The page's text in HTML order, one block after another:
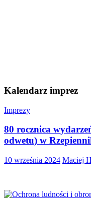
Kalendarz imprez
Imprezy
80 rocznica
odwetu) w
10 września 2024 Maciej